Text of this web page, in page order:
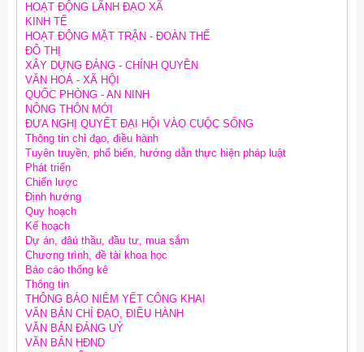
HOẠT ĐỘNG LÃNH ĐẠO XÃ
KINH TẾ
HOẠT ĐỘNG MẶT TRẬN - ĐOÀN THỂ
ĐÔ THỊ
XÂY DỰNG ĐẢNG - CHÍNH QUYỀN
VĂN HOÁ - XÃ HỘI
QUỐC PHÒNG - AN NINH
NÔNG THÔN MỚI
ĐƯA NGHỊ QUYẾT ĐẠI HỘI VÀO CUỘC SỐNG
Thông tin chỉ đạo, điều hành
Tuyên truyền, phổ biến, hướng dẫn thực hiện pháp luật
Phát triển
Chiến lược
Định hướng
Quy hoạch
Kế hoạch
Dự án, đâú thầu, đầu tư, mua sắm
Chương trình, đề tài khoa học
Báo cáo thống kê
Thông tin
THÔNG BÁO NIÊM YẾT CÔNG KHAI
VĂN BẢN CHỈ ĐẠO, ĐIỀU HÀNH
VĂN BẢN ĐẢNG UỶ
VĂN BẢN HĐND